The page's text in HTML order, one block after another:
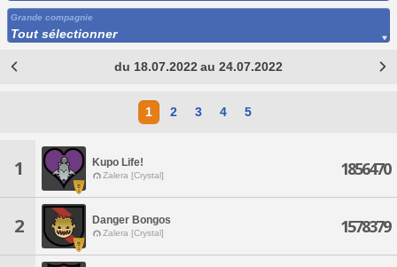
Grande compagnie
Tout sélectionner
du 18.07.2022 au 24.07.2022
1 2 3 4 5
1 Kupo Life!
Zalera [Crystal] 1856470
2 Danger Bongos
Zalera [Crystal] 1578379